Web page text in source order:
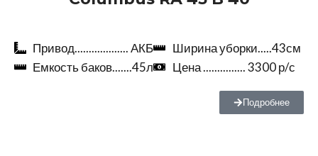
Привод................... АКБ
Ширина уборки.....43см
Емкость баков.......45л
Цена ............... 3300 р/с
Подробнее